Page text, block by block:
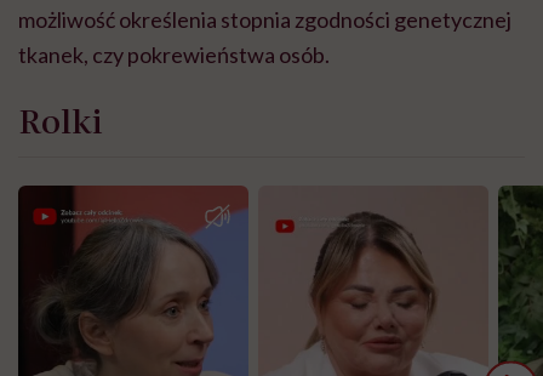
możliwość określenia stopnia zgodności genetycznej
tkanek, czy pokrewieństwa osób.
Rolki